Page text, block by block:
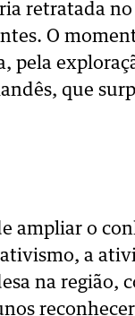
retratada no
O
pela
que
ampliar o
a
na região,